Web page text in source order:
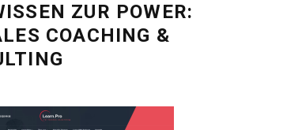
ZUR POWER:
COACHING &